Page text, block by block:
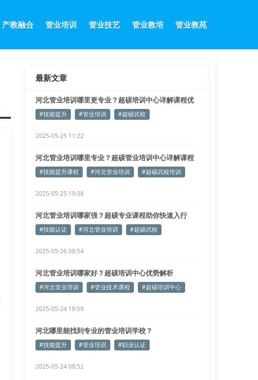
产教融合 管业培训 管业技艺 管业教培 管业教苑
最新文章
河北管业培训哪里更专业？超硕培训中心详解课程优
势#技能提升 #管业培训 #超硕武校
2025-05-25 11:22
河北管业培训哪里专业？超硕管业培训中心详解课程
优势
#技能提升课程 #河北管业培训 #超硕武校培训
2025-05-25 19:38
河北管业培训哪家强？超硕专业课程助你快速入行
#技能认证 #河北管业培训 #超硕武校
2025-05-26 08:54
河北管业培训哪家好？超硕培训中心优势解析
#河北管业培训 #管业技术课程 #超硕培训中心
2025-05-24 18:59
河北哪里能找到专业的管业培训学校？
#技能提升 #管业培训 #职业认证
2025-05-24 08:52